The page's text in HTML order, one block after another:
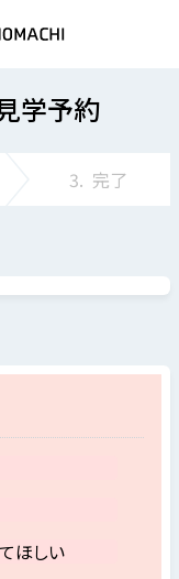
学予約
3. 完了
ほしい